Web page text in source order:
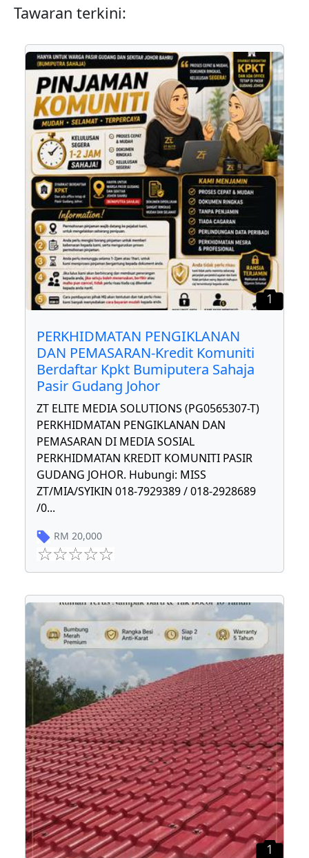
Tawaran terkini:
1
PERKHIDMATAN PENGIKLANAN
DAN PEMASARAN-Kredit Komuniti
Berdaftar Kpkt Bumiputera Sahaja
Pasir Gudang Johor
ZT ELITE MEDIA SOLUTIONS (PG0565307-T)
PERKHIDMATAN PENGIKLANAN DAN
PEMASARAN DI MEDIA SOSIAL
PERKHIDMATAN KREDIT KOMUNITI PASIR
GUDANG JOHOR. Hubungi: MISS
ZT/MIA/SYIKIN 018-7929389 / 018-2928689
/0...
RM 20,000
1